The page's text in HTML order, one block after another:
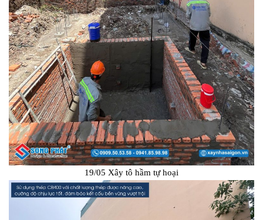
19/05 Xây tô hầm tự hoại